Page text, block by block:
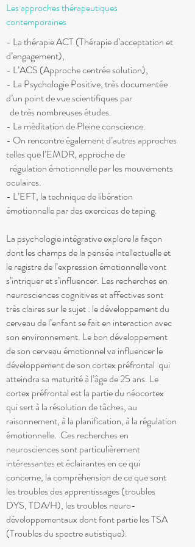
Les approches thérapeutiques
contemporaines
- La thérapie ACT (Thérapie d’acceptation et
d’engagement),
- L’ACS (Approche centrée solution),
- La Psychologie Positive, très documentée
d’un point de vue scientifiques par
de très nombreuses études.
- La méditation de Pleine conscience.
- On rencontre également d’autres approches
telles que l’EMDR, approche de
régulation émotionnelle par les mouvements
oculaires.
- L’EFT, la technique de libération
émotionnelle par des exercices de taping.
La psychologie intégrative explore la façon
dont les champs de la pensée intellectuelle et
le registre de l’expression émotionnelle vont
s’intriquer et s’influencer. Les recherches en
neurosciences cognitives et affectives sont
très claires sur le sujet : le développement du
cerveau de l’enfant se fait en interaction avec
son environnement. Le bon développement
de son cerveau émotionnel va influencer le
développement de son cortex préfrontal qui
atteindra sa maturité à l’âge de 25 ans. Le
cortex préfrontal est la partie du néocortex
qui sert à la résolution de tâches, au
raisonnement, à la planification, à la régulation
émotionnelle. Ces recherches en
neurosciences sont particulièrement
intéressantes et éclairantes en ce qui
concerne, la compréhension de ce que sont
les troubles des apprentissages (troubles
DYS, TDA/H), les troubles neuro-
développementaux dont font partie les TSA
(Troubles du spectre autistique).